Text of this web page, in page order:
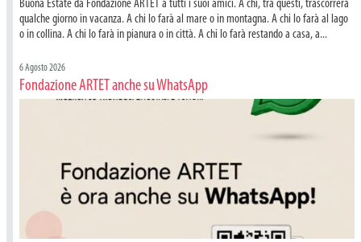
Buona Estate da Fondazione ARTET a tutti i suoi amici. A chi, tra questi, trascorrerà
qualche giorno in vacanza. A chi lo farà al mare o in montagna. A chi lo farà al lago
o in collina. A chi lo farà in pianura o in città. A chi lo farà restando a casa, a...
6 Agosto 2026
Fondazione ARTET anche su WhatsApp